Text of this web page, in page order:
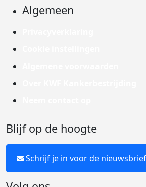
Algemeen
Blijf op de hoogte
Schrijf je in voor de nieuwsbrief